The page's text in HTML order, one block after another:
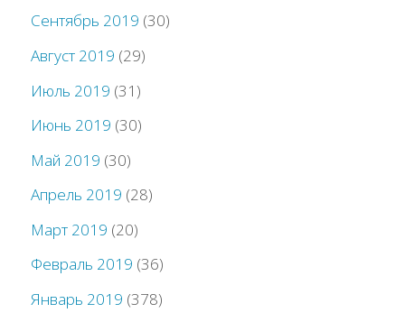
Сентябрь 2019 (30)
Август 2019 (29)
Июль 2019 (31)
Июнь 2019 (30)
Май 2019 (30)
Апрель 2019 (28)
Март 2019 (20)
Февраль 2019 (36)
Январь 2019 (378)